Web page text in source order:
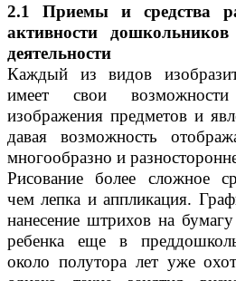
2.1 Приемы и средства
активности
деятельности
Каждый из видов
имеет свои
изображения предметов и
давая возможность
многообразно и
Рисование более сложное
чем лепка и аппликация.
нанесение штрихов на
ребенка еще в
около полутора лет уже